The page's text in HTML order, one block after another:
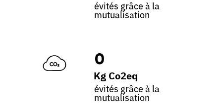
évités grâce à la
mutualisation
0
Kg Co2eq
évités grâce à la
mutualisation